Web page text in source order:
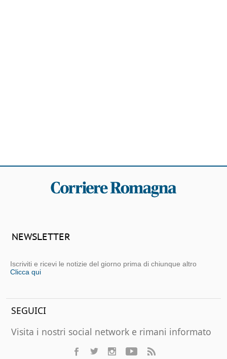
NEWSLETTER
Iscriviti e ricevi le notizie del giorno prima di chiunque altro
Clicca qui
SEGUICI
Visita i nostri social network e rimani informato